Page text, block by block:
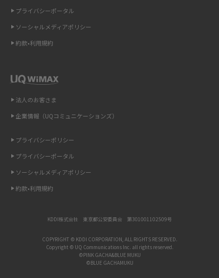
スマホのウィジェットとは？iPhone・Androidの設定方法やおススメを紹
リプライ機能とは？LINE、X（旧Twitter）、Instagram、TikTokで送る方法
インスタのDMの送り方は？便利機能の使い方や注意点をわかりやすく解説
Bluetooth®とは？Wi-Fiとの違いやスマホ・PCとの接続方法を解説
紹介
方法を詳しく解説
着信拒否とは？設定方法やブロックした番号の確認方法を解説
プライバシーポータル
ソーシャルメディアポリシー
約款•利用規約
法人のお客さま
企業情報（UQコミュニケーションズ）
プライバシーポリシー
プライバシーポータル
ソーシャルメディアポリシー
約款•利用規約
KDDI株式会社 東京都公安委員会 第301001102509号
COPYRIGHT © KDDI CORPORATION, ALL RIGHTS RESERVED.
Copyright © UQ Communications Inc. all rights reserved.
©PINK GACHA&BLUE MUKU
©BLUE GACHAMUKU